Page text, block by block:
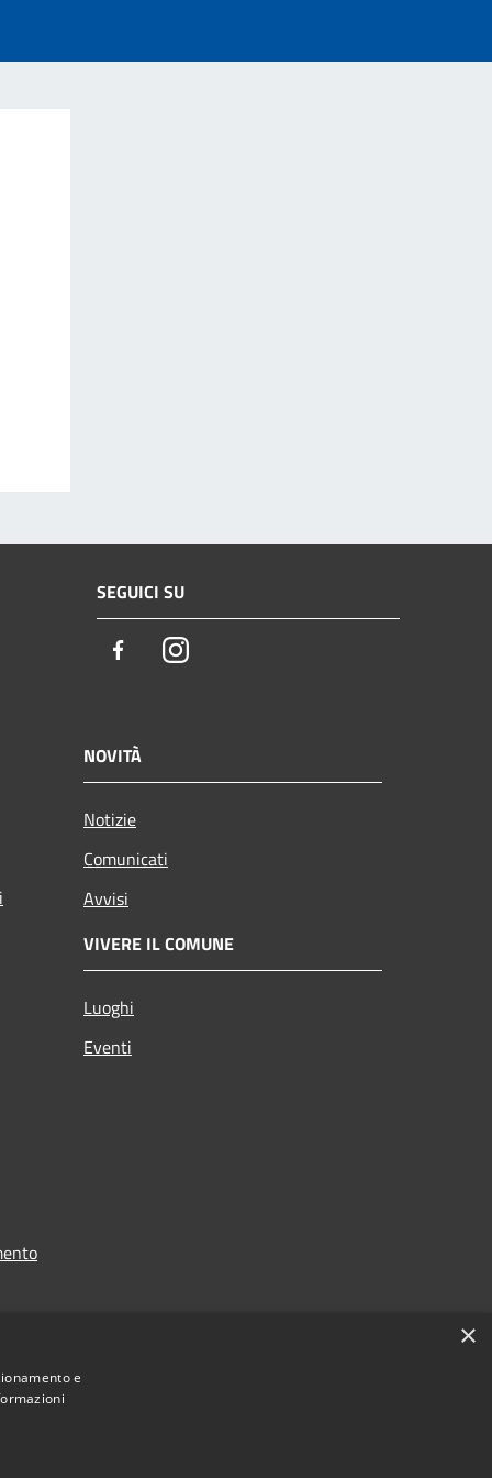
SEGUICI SU
FacebookInstagram
NOVITÀ
Notizie
Comunicati
Avvisi
VIVERE IL COMUNE
Luoghi
Eventi
×
e